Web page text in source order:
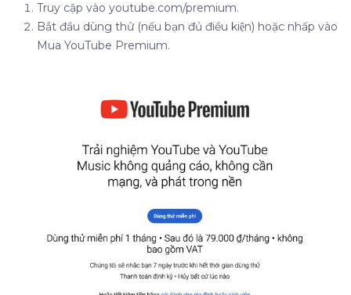
Truy cập vào youtube.com/premium.
Bắt đầu dùng thử (nếu bạn đủ điều kiện) hoặc nhấp vào
Mua YouTube Premium.